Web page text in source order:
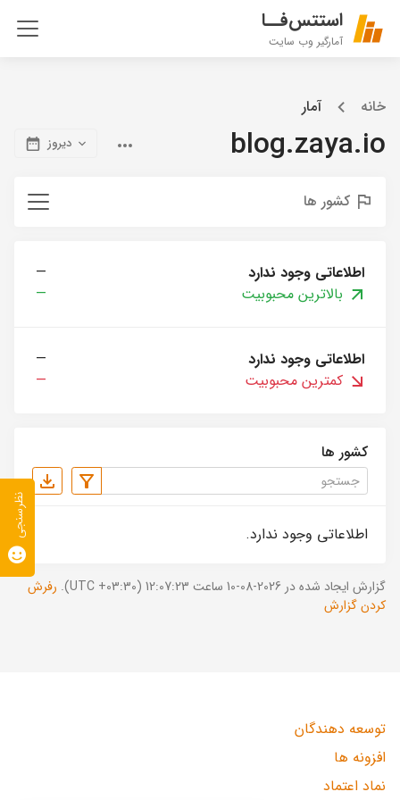
استتس‌فــا
آمارگیر وب سایت
خانه آمار
blog.zaya.io دیروز
کشور ها
اطلاعاتی وجود ندارد
—
بالاترین محبوبیت
—
اطلاعاتی وجود ندارد
—
کمترین محبوبیت
—
کشور ها
اطلاعاتی وجود ندارد.
گزارش ایجاد شده در 2026-08-10 ساعت 12:07:23 (UTC +03:30).
رفرش
کردن گزارش
توسعه دهندگان
افزونه ها
نماد اعتماد
نظرسنجی